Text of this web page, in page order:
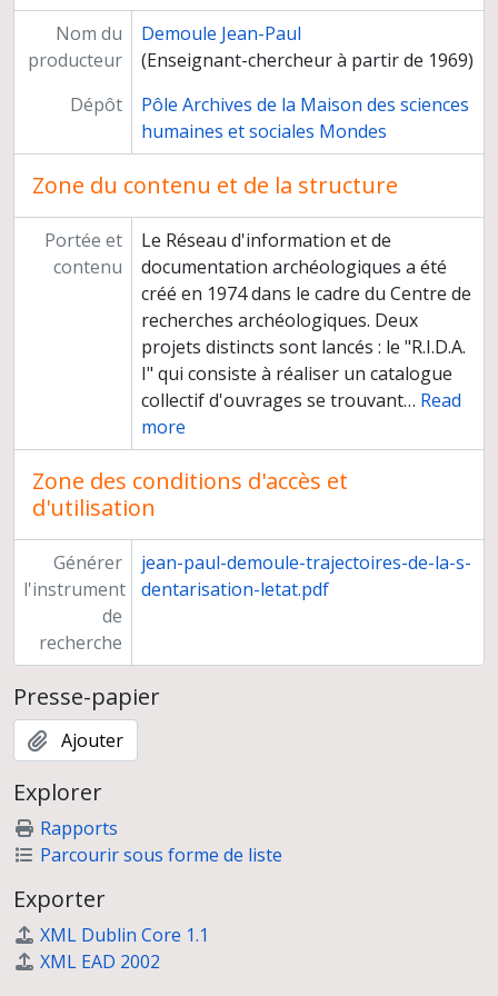
Nom du
producteur
Demoule Jean-Paul
(Enseignant-chercheur à partir de 1969)
Dépôt
Pôle Archives de la Maison des sciences
humaines et sociales Mondes
Zone du contenu et de la structure
Portée et
contenu
Le Réseau d'information et de
documentation archéologiques a été
créé en 1974 dans le cadre du Centre de
recherches archéologiques. Deux
projets distincts sont lancés : le "R.I.D.A.
I" qui consiste à réaliser un catalogue
collectif d'ouvrages se trouvant… Read
more
Zone des conditions d'accès et
d'utilisation
Générer
l'instrument
de
recherche
jean-paul-demoule-trajectoires-de-la-s-
dentarisation-letat.pdf
Presse-papier
Ajouter
Explorer
Rapports
Parcourir sous forme de liste
Exporter
XML Dublin Core 1.1
XML EAD 2002